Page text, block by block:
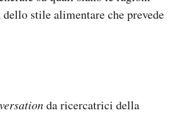
stile alimentare che prevede
da ricercatrici della